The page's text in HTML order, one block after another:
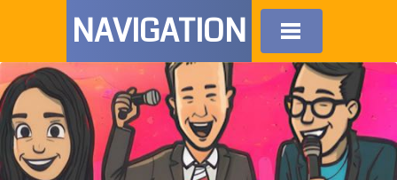
NAVIGATION